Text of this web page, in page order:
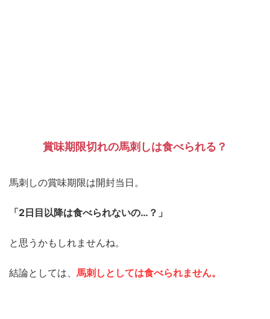
賞味期限切れの馬刺しは食べられる？
馬刺しの賞味期限は開封当日。
「2日目以降は食べられないの…？」
と思うかもしれませんね。
結論としては、 馬刺しとしては食べられません。